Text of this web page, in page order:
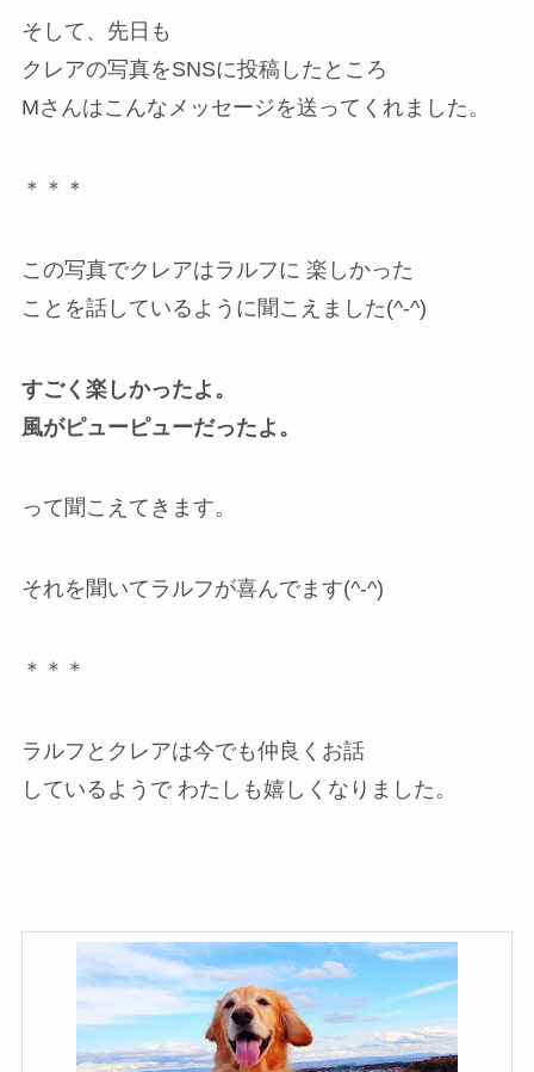
そして、先日も
クレアの写真をSNSに投稿したところ
Mさんはこんなメッセージを送ってくれました。
＊＊＊
この写真でクレアはラルフに 楽しかった
ことを話しているように聞こえました(^-^)
すごく楽しかったよ。
風がピューピューだったよ。
って聞こえてきます。
それを聞いてラルフが喜んでます(^-^)
＊＊＊
ラルフとクレアは今でも仲良くお話
しているようで わたしも嬉しくなりました。